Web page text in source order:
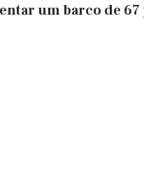
um barco de 67